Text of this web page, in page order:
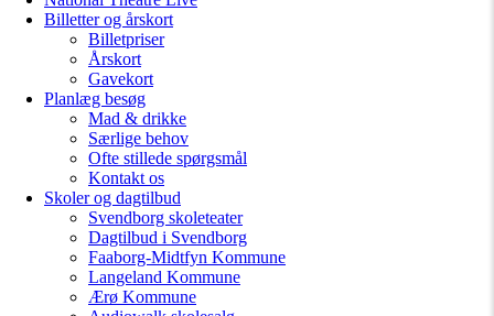
Billetter og årskort
Billetpriser
Årskort
Gavekort
Planlæg besøg
Mad & drikke
Særlige behov
Ofte stillede spørgsmål
Kontakt os
Skoler og dagtilbud
Svendborg skoleteater
Dagtilbud i Svendborg
Faaborg-Midtfyn Kommune
Langeland Kommune
Ærø Kommune